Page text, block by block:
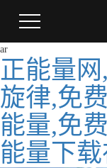
ar
正能量
旋律,免
能量,免
能量下